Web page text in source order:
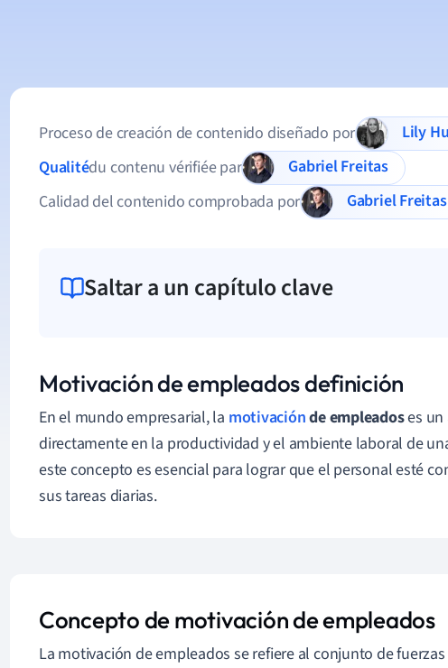
Proceso de creación de contenido diseñado por
Qualitédu contenu vérifiée par
Gabriel Freitas
Calidad del contenido comprobada por
Gabriel Freitas
Saltar a un capítulo clave
Motivación de empleados definición
En el mundo empresarial, la motivaciónde empleadoses un
directamente en la productividad y el ambiente laboral de
este concepto es esencial para lograr que el personal esté
sus tareas diarias.
Concepto de motivación de empleados
La motivación de empleados se refiere al conjunto de